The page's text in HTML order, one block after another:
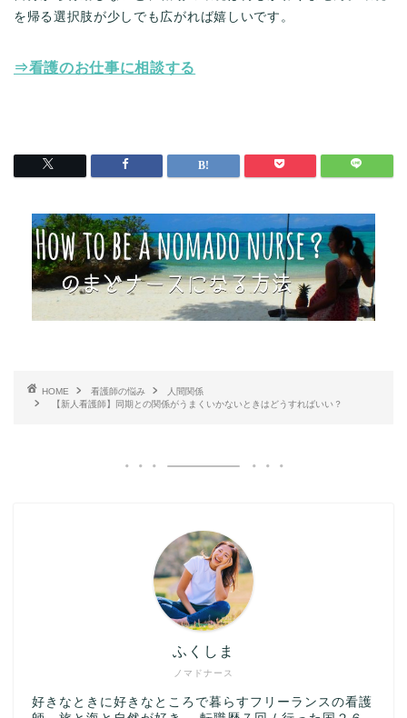
を帰る選択肢が少しでも広がれば嬉しいです。
⇒看護のお仕事に相談する
HOME 看護師の悩み
人間関係
【新人看護師】同期との関係がうまくいかないときはどうすればいい？
ノマドナース
ふくしま
好きなときに好きなところで暮らすフリーランスの看護